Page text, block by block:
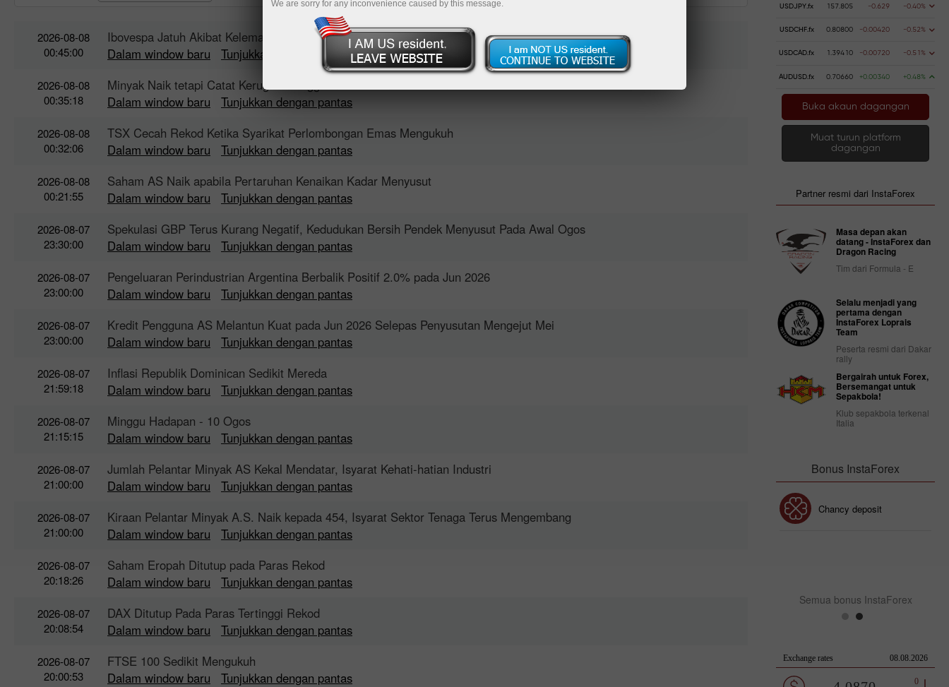
2026-08-08
00:45:00
Ibovespa Jatuh Akibat Kelemahan Pendapatan
Dalam window baru
Tunjukkan dengan pantas
2026-08-08
00:35:18
Minyak Naik tetapi Catat Kerugian Mingguan berikutan Ketidaktentuan di Hormuz
Dalam window baru
Tunjukkan dengan pantas
2026-08-08
00:32:06
TSX Cecah Rekod Ketika Syarikat Perlombongan Emas Mengukuh
Dalam window baru
Tunjukkan dengan pantas
2026-08-08
00:21:55
Saham AS Naik apabila Pertaruhan Kenaikan Kadar Menyusut
Dalam window baru
Tunjukkan dengan pantas
2026-08-07
23:30:00
Spekulasi GBP Terus Kurang Negatif, Kedudukan Bersih Pendek Menyusut Pada Awal Ogos
Dalam window baru
Tunjukkan dengan pantas
2026-08-07
23:00:00
Pengeluaran Perindustrian Argentina Berbalik Positif 2.0% pada Jun 2026
Dalam window baru
Tunjukkan dengan pantas
2026-08-07
23:00:00
Kredit Pengguna AS Melantun Kuat pada Jun 2026 Selepas Penyusutan Mengejut Mei
Dalam window baru
Tunjukkan dengan pantas
2026-08-07
21:59:18
Inflasi Republik Dominican Sedikit Mereda
Dalam window baru
Tunjukkan dengan pantas
2026-08-07
21:15:15
Minggu Hadapan - 10 Ogos
Dalam window baru
Tunjukkan dengan pantas
2026-08-07
21:00:00
Jumlah Pelantar Minyak AS Kekal Mendatar, Isyarat Kehati-hatian Industri
Dalam window baru
Tunjukkan dengan pantas
2026-08-07
21:00:00
Kiraan Pelantar Minyak A.S. Naik kepada 454, Isyarat Sektor Tenaga Terus Mengembang
Dalam window baru
Tunjukkan dengan pantas
2026-08-07
20:18:26
Saham Eropah Ditutup pada Paras Rekod
Dalam window baru
Tunjukkan dengan pantas
2026-08-07
20:08:54
DAX Ditutup Pada Paras Tertinggi Rekod
Dalam window baru
Tunjukkan dengan pantas
2026-08-07
20:00:53
FTSE 100 Sedikit Mengukuh
Dalam window baru
Tunjukkan dengan pantas
USDJPY.fx 157.805 -0.629 -0.40%
USDCHF.fx 0.80800 -0.00420 -0.52%
USDCAD.fx 1.39410 -0.00720 -0.51%
AUDUSD.fx 0.70660 +0.00340 +0.48%
Buka akaun dagangan
Muat turun platform
dagangan
Partner resmi dari InstaForex
Masa depan akan
datang - InstaForex dan
Dragon Racing
Tim dari Formula - E
Selalu menjadi yang
pertama dengan
InstaForex Loprais
Team
Peserta resmi dari Dakar
rally
Bergairah untuk Forex,
Bersemangat untuk
Sepakbola!
Klub sepakbola terkenal
Italia
Bonus InstaForex
Chancy deposit
Semua bonus InstaForex
We are sorry for any inconvenience caused by this message.